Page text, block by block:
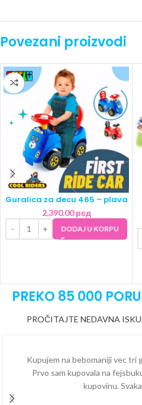
Povezani proizvodi
Guralica za decu 465 – plava
2,390.00рсд
DODAJ U KORPU
PREKO 85 000
PROČITAJTE NEDAVNA
Kupujem na bebomaniji vec tri
Prvo sam kupovala na
kupovinu.